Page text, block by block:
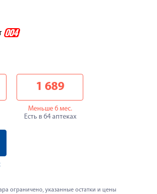
1 689
Меньше 6 мес.
Есть в 64 аптеках
ограничено, указанные остатки и цены